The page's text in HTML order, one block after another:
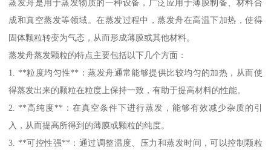
蒸发舟是用于蒸发物质的一种设备，广泛应用于薄膜制备、材料合
成和真空蒸发等领域。在蒸发过程中，蒸发舟在高温下加热，使得
固体颗粒转变为气态，从而形成薄膜或其他材料。
蒸发舟蒸发颗粒的特点主要包括以下几个方面：
1. **粒度均匀性**：蒸发舟通常能够提供比较均匀的加热，从而使
得蒸发出来的颗粒在粒度上保持一致，有助于提高材料的性能。
2. **高纯度**：在真空条件下进行蒸发，能够有效减少杂质的引
入，从而提高所得到的薄膜或颗粒的纯度。
3. **可控性强**：通过调整温度、压力和蒸发时间，可以控制颗粒